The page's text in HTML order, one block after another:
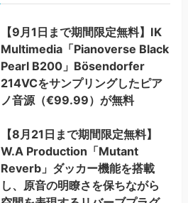
【9月1日まで期間限定無料】IK
Multimedia「Pianoverse Black
Pearl B200」Bösendorfer
214VCをサンプリングしたピア
ノ音源（€99.99）が無料
【8月21日まで期間限定無料】
W.A Production「Mutant
Reverb」ダッカー機能を搭載
し、原音の明瞭さを保ちながら